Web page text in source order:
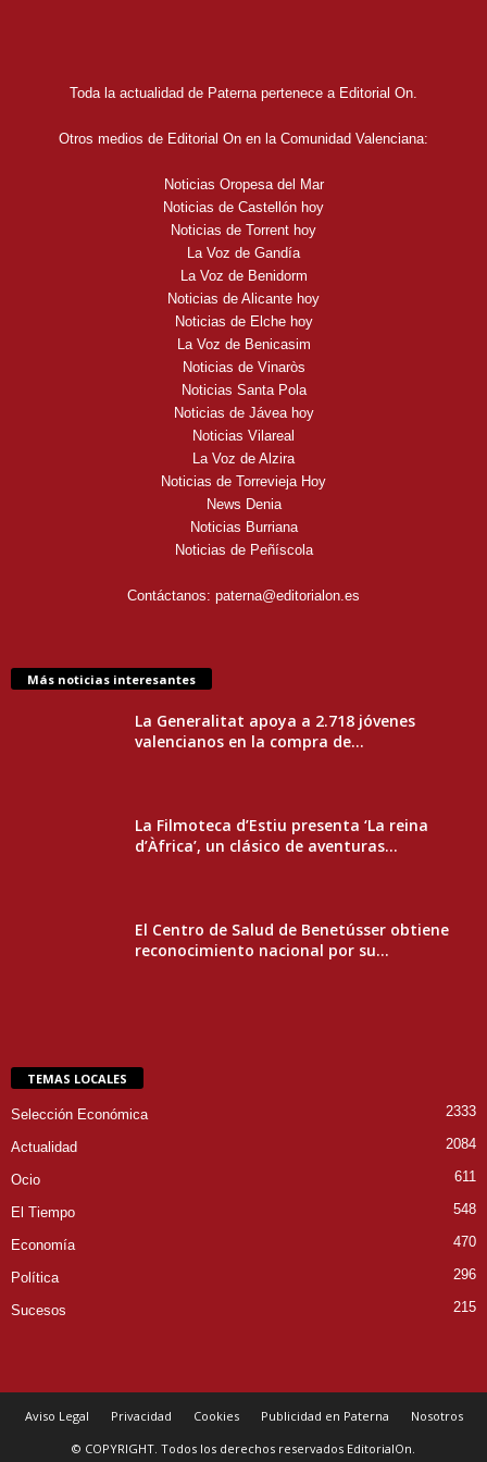
Toda la actualidad de Paterna pertenece a Editorial On.
Otros medios de Editorial On en la Comunidad Valenciana:
Noticias Oropesa del Mar
Noticias de Castellón hoy
Noticias de Torrent hoy
La Voz de Gandía
La Voz de Benidorm
Noticias de Alicante hoy
Noticias de Elche hoy
La Voz de Benicasim
Noticias de Vinaròs
Noticias Santa Pola
Noticias de Jávea hoy
Noticias Vilareal
La Voz de Alzira
Noticias de Torrevieja Hoy
News Denia
Noticias Burriana
Noticias de Peñíscola
Contáctanos: paterna@editorialon.es
Más noticias interesantes
La Generalitat apoya a 2.718 jóvenes
valencianos en la compra de...
La Filmoteca d’Estiu presenta ‘La reina
d’Àfrica’, un clásico de aventuras...
El Centro de Salud de Benetússer obtiene
reconocimiento nacional por su...
TEMAS LOCALES
Selección Económica 2333
Actualidad 2084
Ocio 611
El Tiempo 548
Economía 470
Política 296
Sucesos 215
Aviso Legal Privacidad Cookies Publicidad en Paterna
Nosotros
© COPYRIGHT. Todos los derechos reservados EditorialOn.